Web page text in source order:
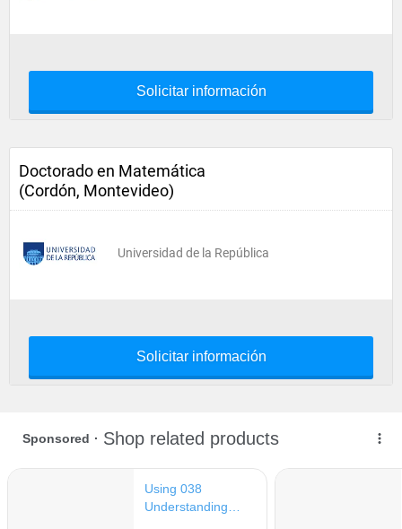
Solicitar información
Doctorado en Matemática
(Cordón, Montevideo)
Universidad de la República
Solicitar información